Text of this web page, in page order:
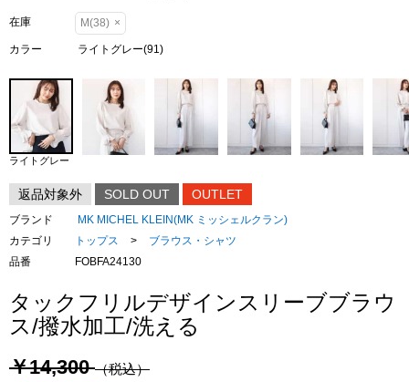
在庫 M(38) ×
カラー ライトグレー(91)
ライトグレー
返品対象外 SOLD OUT OUTLET
ブランド
MK MICHEL KLEIN(MK ミッシェルクラン)
カテゴリ
トップス >
ブラウス・シャツ
品番
FOBFA24130
タックフリルデザインスリーブブラウ
ス/撥水加工/洗える
￥14,300（税込）